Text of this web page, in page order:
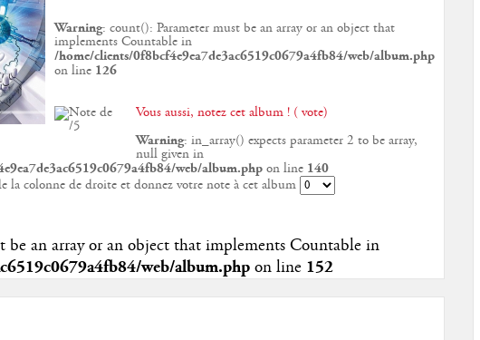
Warning: count(): Parameter must be an array or an object that
implements Countable in
/home/clients/0f8bcf4e9ea7de3ac6519c0679a4fb84/web/album.php
on line 126
Vous aussi, notez cet album ! ( vote)
Warning: in_array() expects parameter 2 to be array,
null given in
web/album.phpon line 140
la colonne de droite et donnez votre note à cet album
be an array or an object that implements Countable in
web/album.phpon line 152